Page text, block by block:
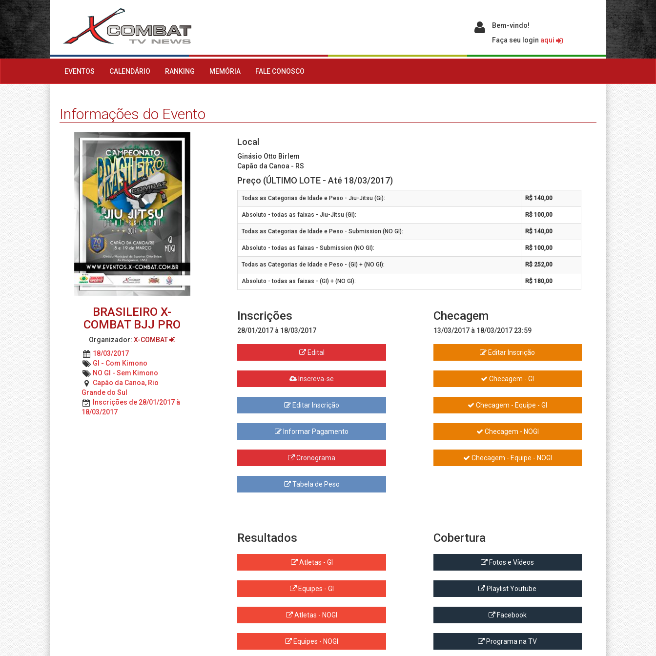
Bem-vindo!
Faça seu login aqui
EVENTOS CALENDÁRIO RANKING MEMÓRIA FALE CONOSCO
Informações do Evento
BRASILEIRO X-
COMBAT BJJ PRO
Organizador:X-COMBAT
18/03/2017
GI - Com Kimono
NO GI - Sem Kimono
Capão da Canoa, Rio
Grande do Sul
Inscrições de 28/01/2017 à
18/03/2017
Local
Ginásio Otto Birlem
Capão da Canoa - RS
Preço (ÚLTIMO LOTE - Até 18/03/2017)
Todas as Categorias de Idade e Peso - Jiu-Jitsu (Gi): R$ 140,00
Absoluto - todas as faixas - Jiu-Jitsu (GI): R$ 100,00
Todas as Categorias de Idade e Peso - Submission (NO GI): R$ 140,00
Absoluto - todas as faixas - Submission (NO GI): R$ 100,00
Todas as Categorias de Idade e Peso - (GI) + (NO GI): R$ 252,00
Absoluto - todas as faixas - (GI) + (NO GI): R$ 180,00
Inscrições
28/01/2017 à 18/03/2017
Edital
Inscreva-se
Editar Inscrição
Informar Pagamento
Cronograma
Tabela de Peso
Checagem
13/03/2017 à 18/03/2017 23:59
Editar Inscrição
Checagem - GI
Checagem - Equipe - GI
Checagem - NOGI
Checagem - Equipe - NOGI
Resultados
Atletas - GI
Equipes - GI
Atletas - NOGI
Equipes - NOGI
Cobertura
Fotos e Vídeos
Playlist Youtube
Facebook
Programa na TV